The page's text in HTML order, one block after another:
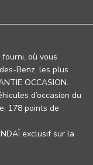
fourni, où vous
Benz, les plus
OCCASION.
d’occasion du
178 points de
exclusif sur la